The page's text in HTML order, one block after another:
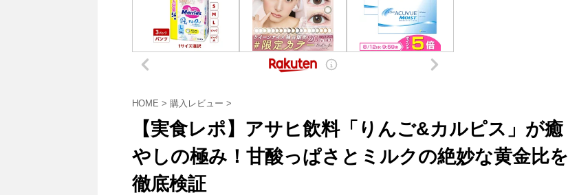
HOME > 購入レビュー >
【実食レポ】アサヒ飲料「りんご&カルピス」が癒
やしの極み！甘酸っぱさとミルクの絶妙な黄金比を
徹底検証